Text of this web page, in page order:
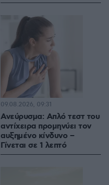
Ανεύρυσμα: Απλό τεστ του
αντίχειρα προμηνύει τον
αυξημένο κίνδυνο –
Γίνεται σε 1 λεπτό
09.08.2026, 09:31